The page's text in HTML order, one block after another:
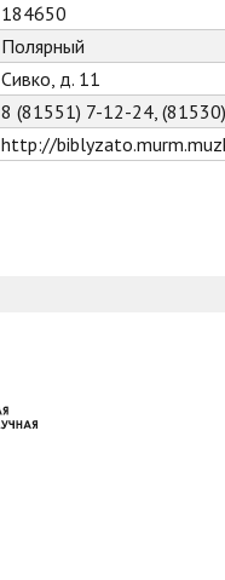
184650
Полярный
Сивко, д. 11
8 (81551) 7-12-24,
http://